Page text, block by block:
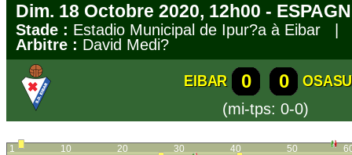
Dim. 18 Octobre 2020, 12h00 -
Stade : Estadio Municipal de Ipur?a à Eibar |
Arbitre : David Medi?
EIBAR 0 0
(mi-tps: 0-0)
1 10 20 30 40 50